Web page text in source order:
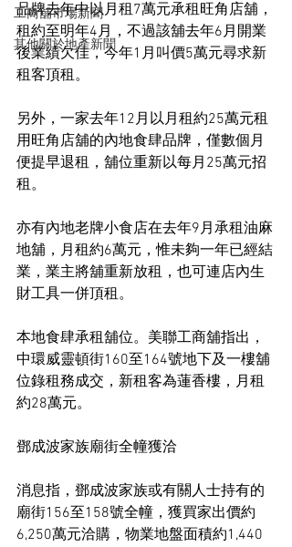
工商舖市場新聞
其他關於地產新聞
品牌去年中以月租7萬元承租旺角店舖，
租約至明年4月，不過該舖去年6月開業
後業績欠佳，今年1月叫價5萬元尋求新
租客頂租。
另外，一家去年12月以月租約25萬元租
用旺角店舖的內地食肆品牌，僅數個月
便提早退租，舖位重新以每月25萬元招
租。
亦有內地老牌小食店在去年9月承租油麻
地舖，月租約6萬元，惟未夠一年已經結
業，業主將舖重新放租，也可連店內生
財工具一併頂租。
本地食肆承租舖位。美聯工商舖指出，
中環威靈頓街160至164號地下及一樓舖
位錄租務成交，新租客為蓮香樓，月租
約28萬元。
鄧成波家族廟街全幢獲洽
消息指，鄧成波家族或有關人士持有的
廟街156至158號全幢，獲買家出價約
6,250萬元洽購，物業地盤面積約1,440